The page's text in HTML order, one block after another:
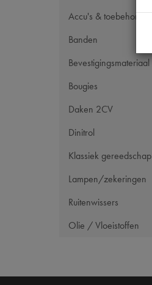
Accu's & toebehoren
Banden
Bevestigingsmateriaal
Bougies
Daken 2CV
Dinitrol
Klassiek gereedschap
Lampen/zekeringen
Ruitenwissers
Olie / Vloeistoffen